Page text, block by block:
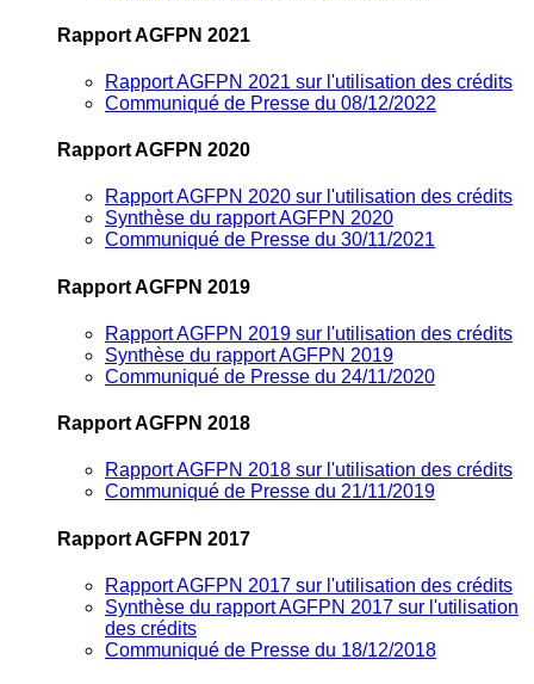
Rapport AGFPN 2021
Rapport AGFPN 2021 sur l'utilisation des crédits
Communiqué de Presse du 08/12/2022
Rapport AGFPN 2020
Rapport AGFPN 2020 sur l'utilisation des crédits
Synthèse du rapport AGFPN 2020
Communiqué de Presse du 30/11/2021
Rapport AGFPN 2019
Rapport AGFPN 2019 sur l'utilisation des crédits
Synthèse du rapport AGFPN 2019
Communiqué de Presse du 24/11/2020
Rapport AGFPN 2018
Rapport AGFPN 2018 sur l'utilisation des crédits
Communiqué de Presse du 21/11/2019
Rapport AGFPN 2017
Rapport AGFPN 2017 sur l'utilisation des crédits
Synthèse du rapport AGFPN 2017 sur l'utilisation
des crédits
Communiqué de Presse du 18/12/2018